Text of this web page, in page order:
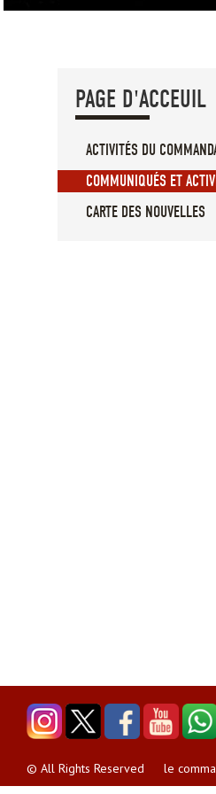
PAGE D'ACCEUIL
ACTIVITÉS DU
COMMUNIQUÉS ET
CARTE DES NOUVELLES
© All Rights Reserved le